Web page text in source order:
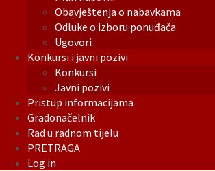
Obavještenja o nabavkama
Odluke o izboru ponuđača
Ugovori
Konkursi i javni pozivi
Konkursi
Javni pozivi
Pristup informacijama
Gradonačelnik
Rad u radnom tijelu
PRETRAGA
Log in